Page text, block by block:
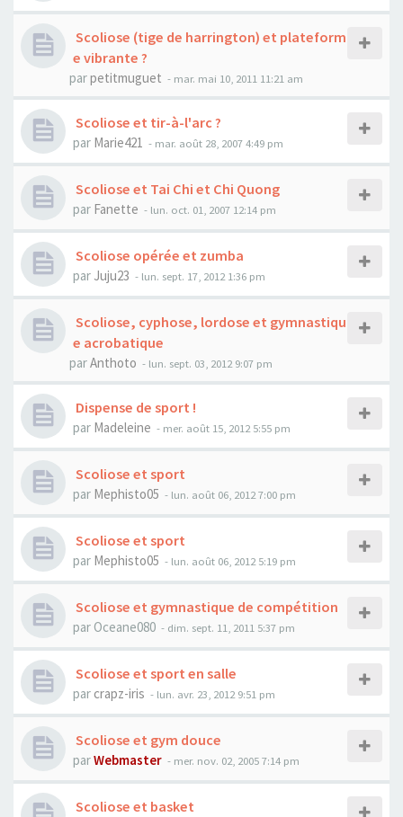
Scoliose (tige de harrington) et plateform
e vibrante ?
parpetitmuguet - mar. mai 10, 2011 11:21 am
Scoliose et tir-à-l'arc ?
par Marie421 - mar. août 28, 2007 4:49 pm
Scoliose et Tai Chi et Chi Quong
par Fanette - lun. oct. 01, 2007 12:14 pm
Scoliose opérée et zumba
par Juju23 - lun. sept. 17, 2012 1:36 pm
Scoliose, cyphose, lordose et gymnastiqu
e acrobatique
parAnthoto - lun. sept. 03, 2012 9:07 pm
Dispense de sport !
par Madeleine - mer. août 15, 2012 5:55 pm
Scoliose et sport
par Mephisto05 - lun. août 06, 2012 7:00 pm
Scoliose et sport
par Mephisto05 - lun. août 06, 2012 5:19 pm
Scoliose et gymnastique de compétition
par Oceane080 - dim. sept. 11, 2011 5:37 pm
Scoliose et sport en salle
par crapz-iris - lun. avr. 23, 2012 9:51 pm
Scoliose et gym douce
parWebmaster - mer. nov. 02, 2005 7:14 pm
Scoliose et basket